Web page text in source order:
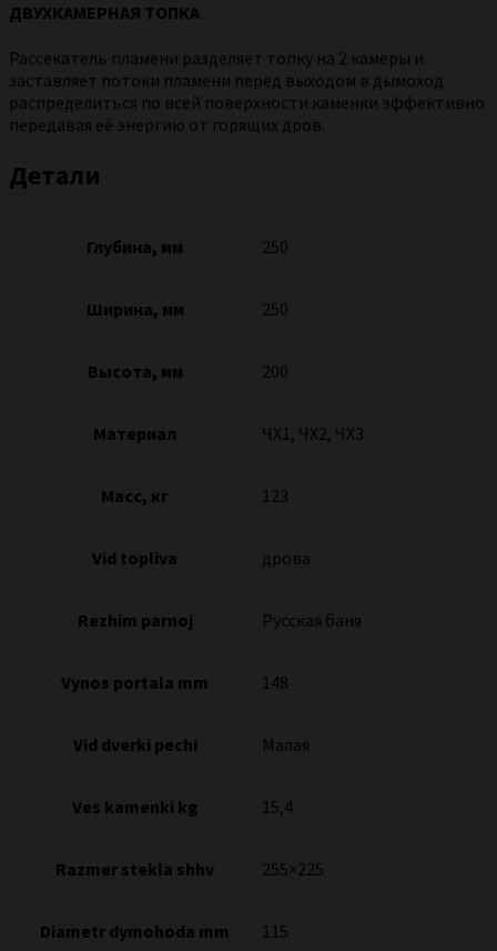
ДВУХКАМЕРНАЯ ТОПКА
Рассекатель пламени разделяет топку на 2 камеры и
заставляет потоки пламени перед выходом в дымоход
распределиться по всей поверхности каменки эффективно
передавая её энергию от горящих дров.
Детали
Глубина, мм 250
Ширина, мм 250
Высота, мм 200
Материал ЧХ1, ЧХ2, ЧХ3
Масс, кг 123
Vid topliva дрова
Rezhim parnoj Русская баня
Vynos portala mm 148
Vid dverki pechi Малая
Ves kamenki kg 15,4
Razmer stekla shhv 255×225
Diametr dymohoda mm 115